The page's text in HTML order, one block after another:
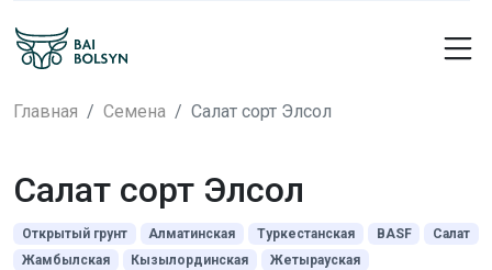
Главная Семена Салат сорт Элсол
Салат сорт Элсол
Открытый грунт Алматинская Туркестанская BASF
Салат
Жамбылская
Кызылординская
Жетырауская